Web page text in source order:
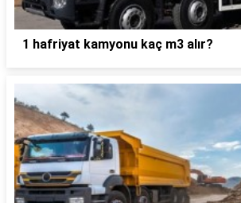
1 hafriyat kamyonu kaç m3 alır?